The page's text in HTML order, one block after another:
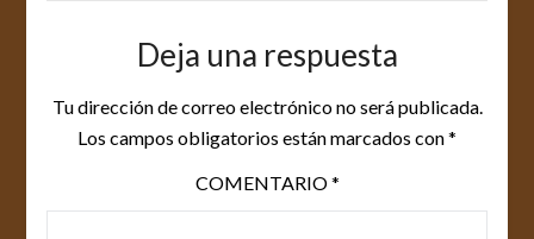
Deja una respuesta
Tu dirección de correo electrónico no será publicada.
Los campos obligatorios están marcados con*
COMENTARIO*